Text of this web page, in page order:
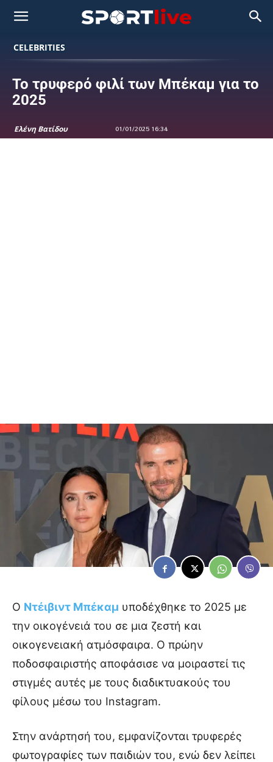
CELEBRITIES
Το τρυφερό φιλί των Μπέκαμ για το
2025
Ελένη Βατίδου 01/01/2025 16:34
Ο Ντέιβιντ Μπέκαμ υποδέχθηκε το 2025 με
την οικογένειά του σε μια ζεστή και
οικογενειακή ατμόσφαιρα. Ο πρώην
ποδοσφαιριστής αποφάσισε να μοιραστεί τις
στιγμές αυτές με τους διαδικτυακούς του
φίλους μέσω του Instagram.
Στην ανάρτησή του, εμφανίζονται τρυφερές
φωτογραφίες των παιδιών του, ενώ δεν λείπει